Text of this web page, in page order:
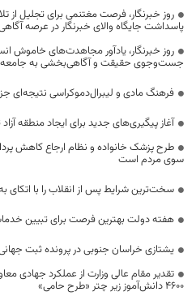
روز خبرنگار، فرصت مغتنمی برای تجلیل
پاسداشت جایگاه والای خبرنگار در عرصه
روز خبرنگار، یادآور مجاهدت‌های خاموش
جست‌وجوی حقیقت و آگاهی‌بخشی به جامعه
فرهنگ مادی و لیبرال‌دموکراسی نتیجه‌ای
آغاز پیگیری‌های جدید برای ایجاد منطقه
طرح پزشک خانواده و نظام ارجاع کاهش
سوی مردم است
سخت‌ترین شرایط پس از انقلاب را با
هفته دولت بهترین فرصت برای تبیین
یشتازی خراسان جنوبی در پرونده ثبت
تقدیر مقام عالی وزارت از عملکرد جهادی
۴۶۰۰ دانش‌آموز زیر چتر «طرح حامی»